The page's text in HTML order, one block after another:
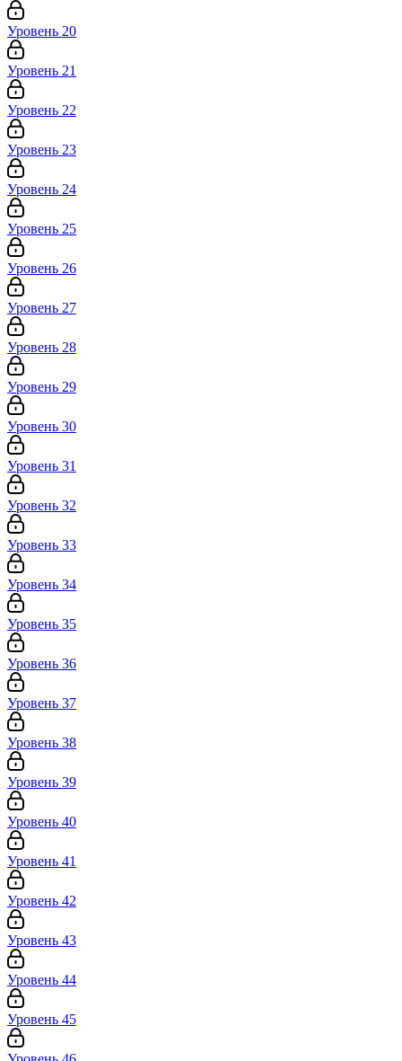
Уровень 20
Уровень 21
Уровень 22
Уровень 23
Уровень 24
Уровень 25
Уровень 26
Уровень 27
Уровень 28
Уровень 29
Уровень 30
Уровень 31
Уровень 32
Уровень 33
Уровень 34
Уровень 35
Уровень 36
Уровень 37
Уровень 38
Уровень 39
Уровень 40
Уровень 41
Уровень 42
Уровень 43
Уровень 44
Уровень 45